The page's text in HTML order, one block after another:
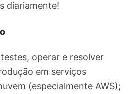
diariamente!
operar e resolver
em serviços
(especialmente AWS);